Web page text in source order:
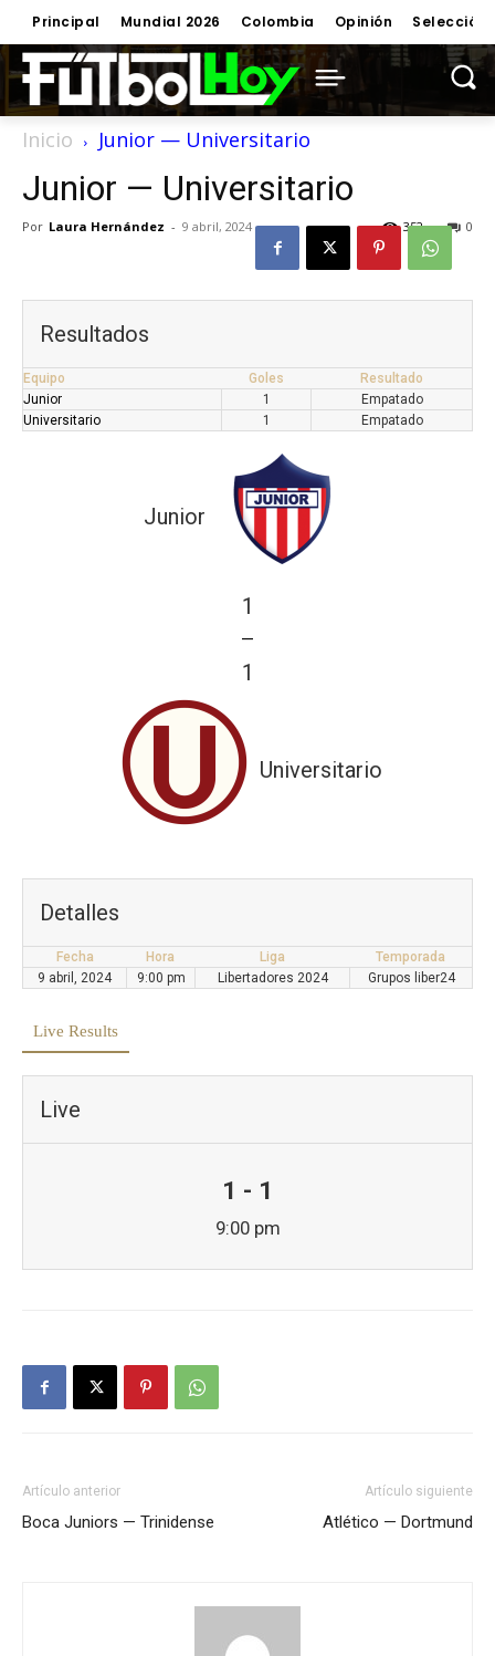
Principal Mundial 2026 Colombia Opinión Selección
Inicio Junior — Universitario
Junior — Universitario
Por Laura Hernández - 9 abril, 2024 0
352
Resultados
Equipo Goles
Resultado
Junior
1
Empatado
Universitario
1 Empatado
Junior
1
—
1
Universitario
Detalles
Fecha Hora Liga
Temporada
9 abril, 2024
9:00 pm Libertadores 2024 Grupos liber24
Live Results
Live
1 - 1
9:00 pm
Artículo anterior
Boca Juniors — Trinidense
Artículo siguiente
Atlético — Dortmund